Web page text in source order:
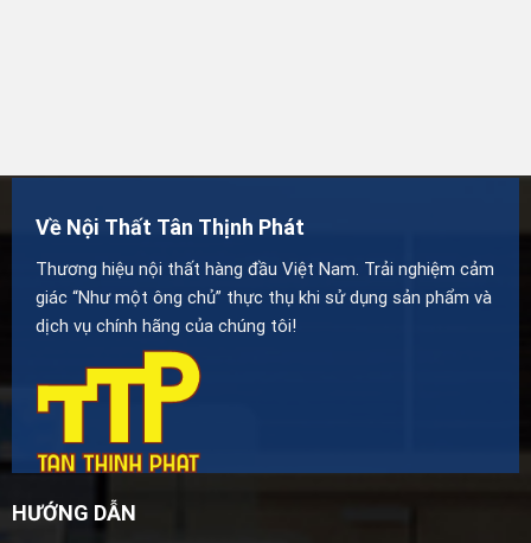
Về Nội Thất Tân Thịnh Phát
Thương hiệu nội thất hàng đầu Việt Nam. Trải nghiệm cảm
giác “Như một ông chủ” thực thụ khi sử dụng sản phẩm và
dịch vụ chính hãng của chúng tôi!
HƯỚNG DẪN